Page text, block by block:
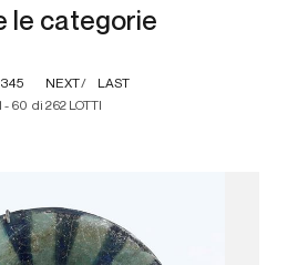
le categorie
- 60 di 262 LOTTI
345 NEXT LAST